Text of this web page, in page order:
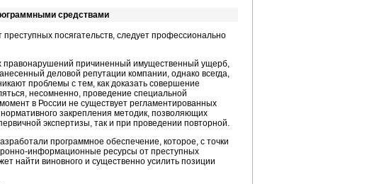
средствами
посягательств, следует профессионально
правонарушений причиненный имущественный ущерб,
деловой репутации компании, однако всегда,
проблемы с тем, как доказать совершение
несомненно, проведение специальной
в России не существует регламентированных
закрепления методик, позволяющих
экспертизы, так и при проведении повторной.
программное обеспечение, которое, с точки
информационные ресурсы от преступных
найти виновного и существенно усилить позиции